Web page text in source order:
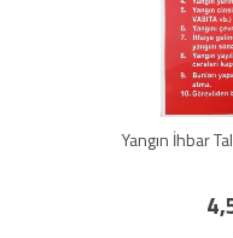
Yangın İhbar